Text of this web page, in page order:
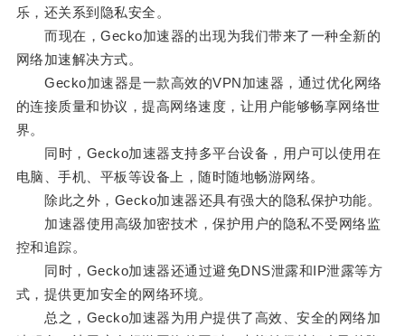
乐，还关系到隐私安全。
而现在，Gecko加速器的出现为我们带来了一种全新的
网络加速解决方式。
Gecko加速器是一款高效的VPN加速器，通过优化网络
的连接质量和协议，提高网络速度，让用户能够畅享网络世
界。
同时，Gecko加速器支持多平台设备，用户可以使用在
电脑、手机、平板等设备上，随时随地畅游网络。
除此之外，Gecko加速器还具有强大的隐私保护功能。
加速器使用高级加密技术，保护用户的隐私不受网络监
控和追踪。
同时，Gecko加速器还通过避免DNS泄露和IP泄露等方
式，提供更加安全的网络环境。
总之，Gecko加速器为用户提供了高效、安全的网络加